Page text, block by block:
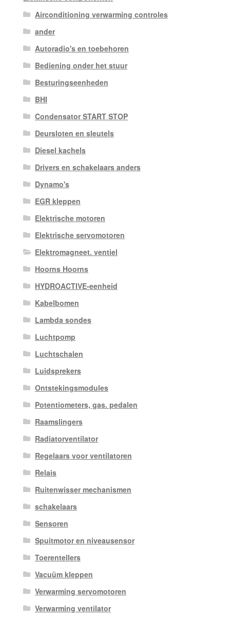
Airconditioning verwarming controles
ander
Autoradio's en toebehoren
Bediening onder het stuur
Besturingseenheden
BHI
Condensator START STOP
Deursloten en sleutels
Diesel kachels
Drivers en schakelaars anders
Dynamo's
EGR kleppen
Elektrische motoren
Elektrische servomotoren
Elektromagneet. ventiel
Hoorns Hoorns
HYDROACTIVE-eenheid
Kabelbomen
Lambda sondes
Luchtpomp
Luchtschalen
Luidsprekers
Ontstekingsmodules
Potentiometers, gas. pedalen
Raamslingers
Radiatorventilator
Regelaars voor ventilatoren
Relais
Ruitenwisser mechanismen
schakelaars
Sensoren
Spuitmotor en niveausensor
Toerentellers
Vacuüm kleppen
Verwarming servomotoren
Verwarming ventilator